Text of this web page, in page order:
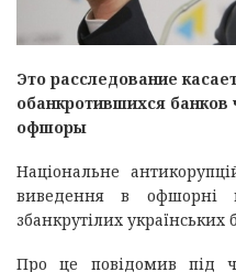
Это расследование
обанкротившихся банков
офшоры
Національне
виведення в офшорні
збанкрутілих українських
Про це повідомив під